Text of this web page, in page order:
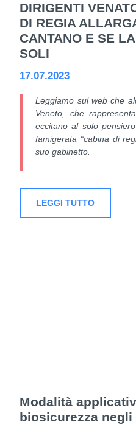
DIRIGENTI
DI REGIA
CANTANO E SE
SOLI
17.07.2023
Leggiamo sul web che
Veneto, che
eccitano al solo
famigerata “cabina di
suo gabinetto.
LEGGI TUTTO
Modalità
biosicurezza